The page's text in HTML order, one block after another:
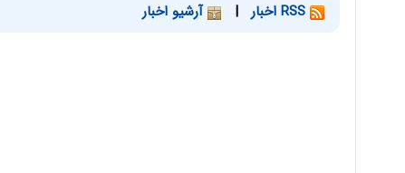
| آرشیو اخبار